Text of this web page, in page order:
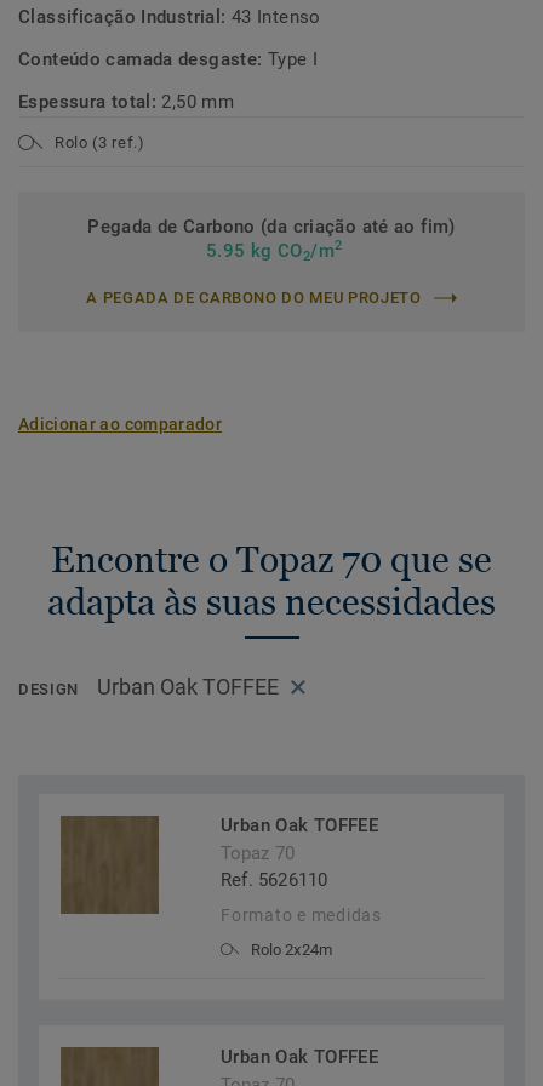
Classificação Industrial: 43 Intenso
Conteúdo camada desgaste: Type I
Espessura total: 2,50 mm
Rolo (3 ref.)
Pegada de Carbono (da criação até ao fim)
5.95 kg CO2/m2
A PEGADA DE CARBONO DO MEU PROJETO
Adicionar ao comparador
Encontre o Topaz 70 que se
adapta às suas necessidades
DESIGN Urban Oak TOFFEE
Urban Oak TOFFEE
Topaz 70
Ref. 5626110
Formato e medidas
Rolo 2x24m
Urban Oak TOFFEE